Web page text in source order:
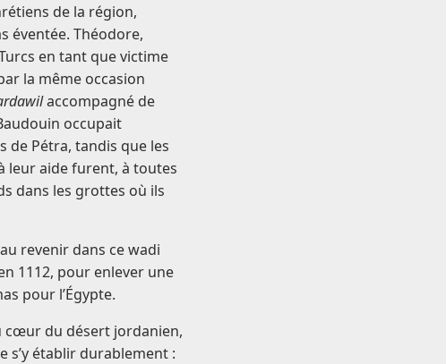
de la région,
éventée. Théodore,
en tant que victime
la même occasion
accompagné de
occupait
de Pétra, tandis que les
leur aide furent, à toutes
dans les grottes où ils
revenir dans ce wadi
1112, pour enlever une
pour l’Égypte.
cœur du désert jordanien,
s’y établir durablement :